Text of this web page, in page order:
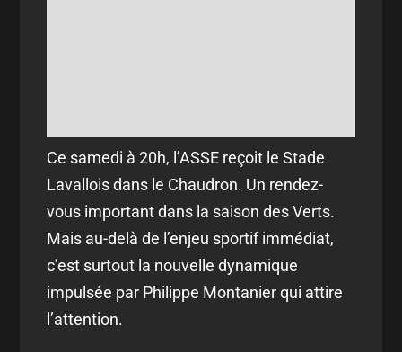
Ce samedi à 20h, l’ASSE reçoit le Stade
Lavallois dans le Chaudron. Un rendez-
vous important dans la saison des Verts.
Mais au-delà de l’enjeu sportif immédiat,
c’est surtout la nouvelle dynamique
impulsée par Philippe Montanier qui attire
l’attention.